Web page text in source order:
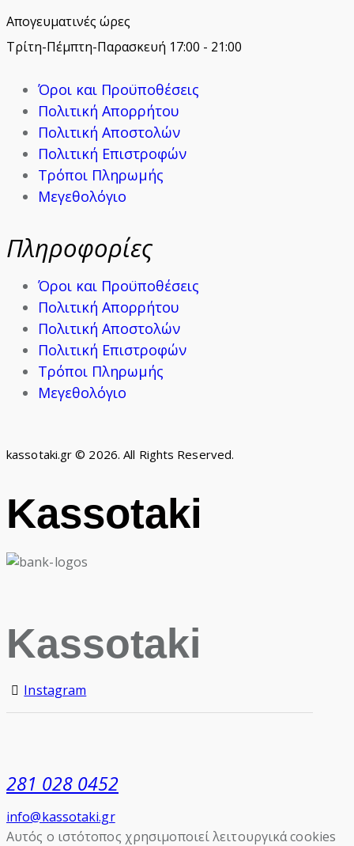
Απογευματινές ώρες
Τρίτη-Πέμπτη-Παρασκευή 17:00 - 21:00
Όροι και Προϋποθέσεις
Πολιτική Απορρήτου
Πολιτική Αποστολών
Πολιτική Επιστροφών
Τρόποι Πληρωμής
Μεγεθολόγιο
Πληροφορίες
Όροι και Προϋποθέσεις
Πολιτική Απορρήτου
Πολιτική Αποστολών
Πολιτική Επιστροφών
Τρόποι Πληρωμής
Μεγεθολόγιο
kassotaki.gr © 2026. All Rights Reserved.
Kassotaki
Kassotaki
Instagram
281 028 0452
info@kassotaki.gr
Αυτός ο ιστότοπος χρησιμοποιεί λειτουργικά cookies